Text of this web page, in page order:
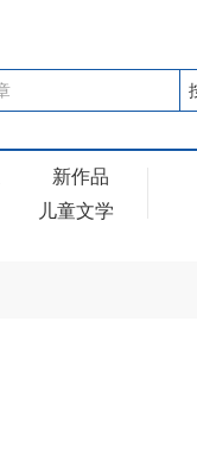
新作品
儿童文学